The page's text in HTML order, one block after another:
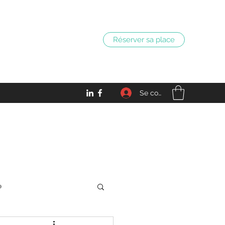
Réserver sa place
Se connecter